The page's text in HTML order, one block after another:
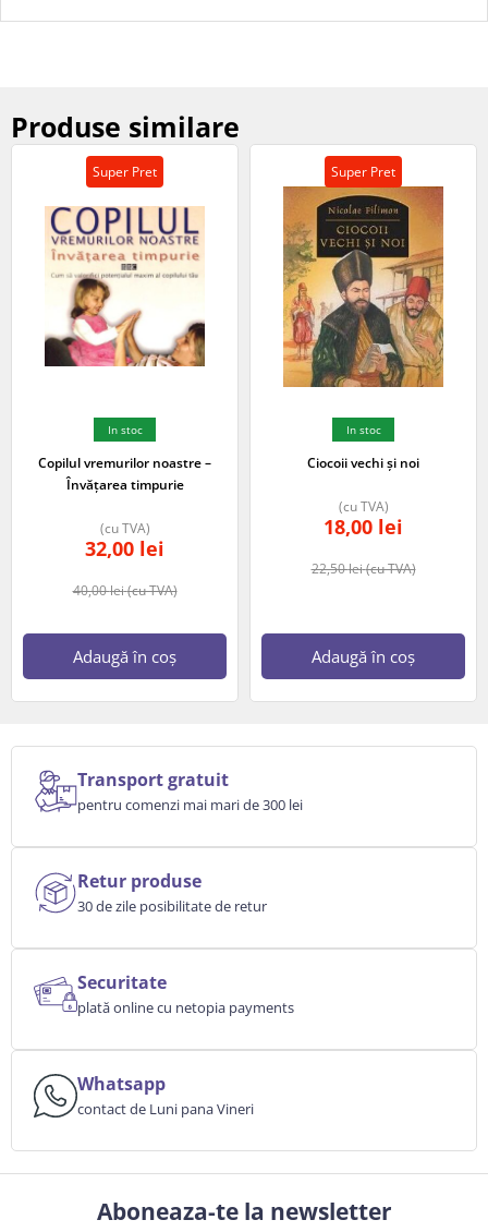
Produse similare
Super Pret
In stoc
Copilul vremurilor noastre –
Învățarea timpurie
40,00lei(cu TVA)
32,00 lei
(cu TVA)
Adaugă în coș
Super Pret
In stoc
Ciocoii vechi și noi
22,50lei(cu TVA)
18,00 lei
(cu TVA)
Adaugă în coș
Transport gratuit
pentru comenzi mai mari de 300 lei
Retur produse
30 de zile posibilitate de retur
Securitate
plată online cu netopia payments
Whatsapp
contact de Luni pana Vineri
Aboneaza-te la newsletter